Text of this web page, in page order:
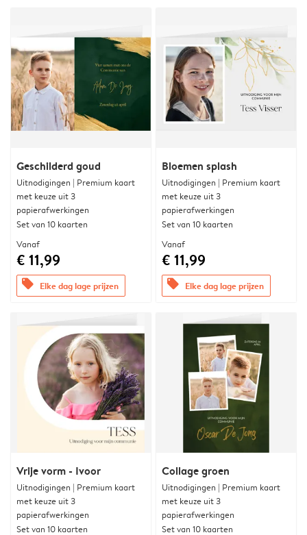
Geschilderd goud
Uitnodigingen | Premium kaart
met keuze uit 3
papierafwerkingen
Set van 10 kaarten
Vanaf
€ 11,99
offers Elke dag lage prijzen
Bloemen splash
Uitnodigingen | Premium kaart
met keuze uit 3
papierafwerkingen
Set van 10 kaarten
Vanaf
€ 11,99
offers Elke dag lage prijzen
Vrije vorm - Ivoor
Uitnodigingen | Premium kaart
met keuze uit 3
papierafwerkingen
Set van 10 kaarten
Collage groen
Uitnodigingen | Premium kaart
met keuze uit 3
papierafwerkingen
Set van 10 kaarten